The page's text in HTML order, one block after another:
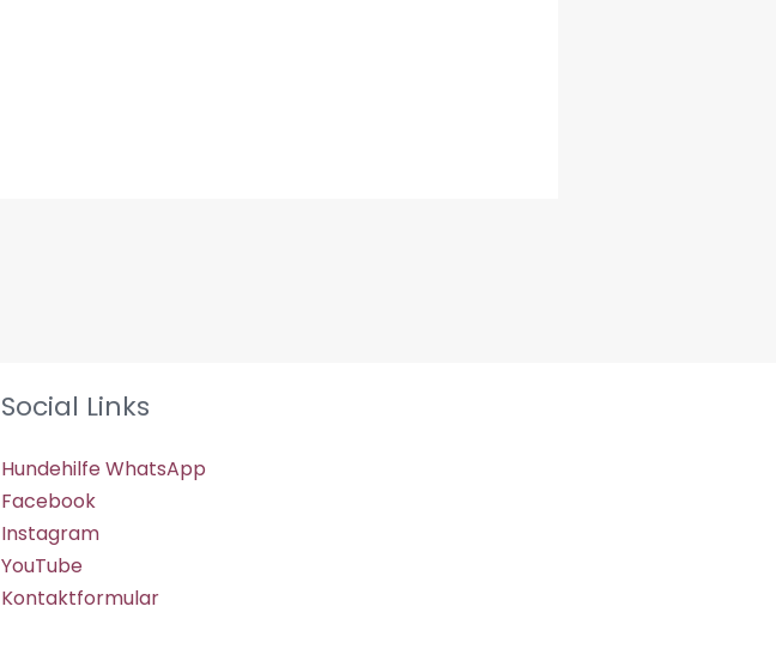
Social Links
Hundehilfe WhatsApp
Facebook
Instagram
YouTube
Kontaktformular